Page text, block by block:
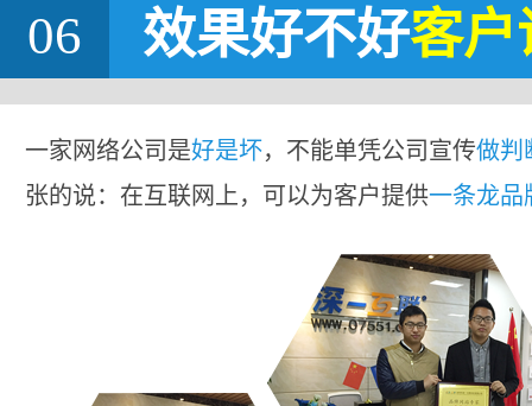
06 效果好不好客户
一家网络公司是好是坏，不能单凭公司宣传做判
张的说：在互联网上，可以为客户提供一条龙品